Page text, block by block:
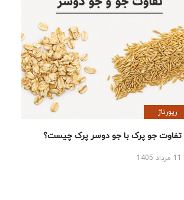
رپورتاژ
تفاوت جو پرک با جو دوسر پرک چیست؟